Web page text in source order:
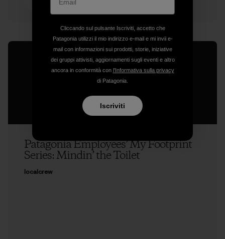
lettura
Patagonia Employees’ My Footprint
Series: Mindin’ the Toilet
localcrew
Cliccando sul pulsante Iscriviti, accetto che
Patagonia utilizzi il mio indirizzo e-mail e mi invii e-
mail con informazioni sui prodotti, storie, iniziative
dei gruppi attivisti, aggiornamenti sugli eventi e altro
ancora in conformità con l'Informativa sulla privacy
di Patagonia.
Iscriviti